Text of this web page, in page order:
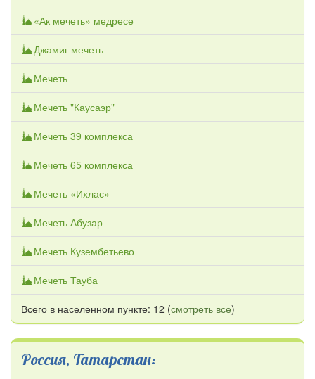
«Ак мечеть» медресе
Джамиг мечеть
Мечеть
Мечеть "Каусаэр"
Мечеть 39 комплекса
Мечеть 65 комплекса
Мечеть «Ихлас»
Мечеть Абузар
Мечеть Кузембетьево
Мечеть Тауба
Всего в населенном пункте: 12 (смотреть все)
Россия, Татарстан: